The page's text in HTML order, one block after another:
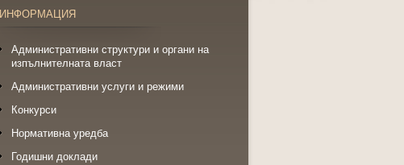
ИНФОРМАЦИЯ
Административни структури и органи на
изпълнителната власт
Административни услуги и режими
Конкурси
Нормативна уредба
Годишни доклади